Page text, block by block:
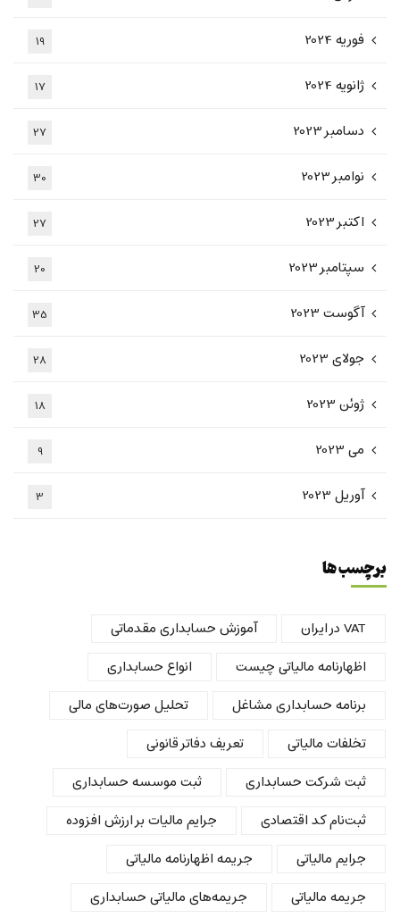
فوریه 2024 19
ژانویه 2024 17
دسامبر 2023 27
نوامبر 2023 30
اکتبر 2023 27
سپتامبر 2023 20
آگوست 2023 35
جولای 2023 28
ژوئن 2023 18
می 2023 9
آوریل 2023 3
برچسب ها
VAT در ایران
آموزش حسابداری مقدماتی
اظهارنامه مالیاتی چیست
انواع حسابداری
برنامه حسابداری مشاغل
تحلیل صورت‌های مالی
تخلفات مالیاتی
تعریف دفاتر قانونی
ثبت شرکت حسابداری
ثبت موسسه حسابداری
ثبت‌نام کد اقتصادی
جرایم مالیات بر ارزش افزوده
جرایم مالیاتی
جریمه اظهارنامه مالیاتی
جریمه مالیاتی
جریمه‌های مالیاتی حسابداری